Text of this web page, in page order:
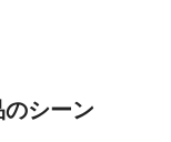
シーン